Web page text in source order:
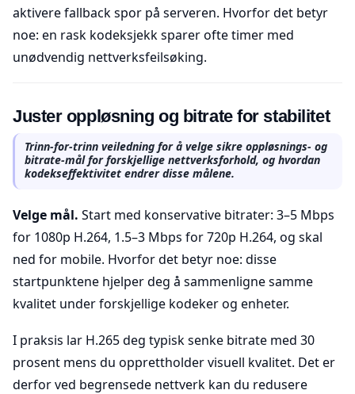
aktivere fallback spor på serveren. Hvorfor det betyr
noe: en rask kodeksjekk sparer ofte timer med
unødvendig nettverksfeilsøking.
Juster oppløsning og bitrate for stabilitet
Trinn-for-trinn veiledning for å velge sikre oppløsnings- og
bitrate-mål for forskjellige nettverksforhold, og hvordan
kodekseffektivitet endrer disse målene.
Velge mål. Start med konservative bitrater: 3–5 Mbps
for 1080p H.264, 1.5–3 Mbps for 720p H.264, og skal
ned for mobile. Hvorfor det betyr noe: disse
startpunktene hjelper deg å sammenligne samme
kvalitet under forskjellige kodeker og enheter.
I praksis lar H.265 deg typisk senke bitrate med 30
prosent mens du opprettholder visuell kvalitet. Det er
derfor ved begrensede nettverk kan du redusere